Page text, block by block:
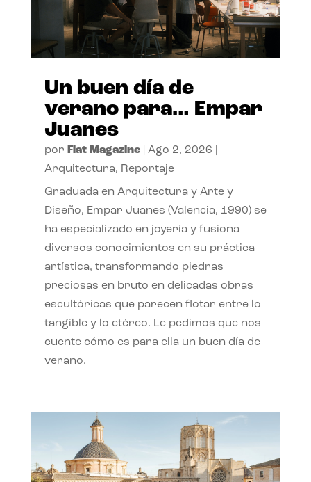
Un buen día de
verano para… Empar
Juanes
por Flat Magazine| Ago 2, 2026
Arquitectura, Reportaje
Graduada en Arquitectura y Arte y
Diseño, Empar Juanes (Valencia, 1990) se
ha especializado en joyería y fusiona
diversos conocimientos en su práctica
artística, transformando piedras
preciosas en bruto en delicadas obras
escultóricas que parecen flotar entre lo
tangible y lo etéreo. Le pedimos que nos
cuente cómo es para ella un buen día de
verano.